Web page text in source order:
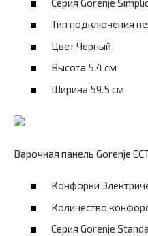
Серия Gorenje
Тип подключения
Цвет Черный
Высота 5.4 см
Ширина 59.5 см
Варочная панель Gorenje
Конфорки
Количество
Серия Gorenje